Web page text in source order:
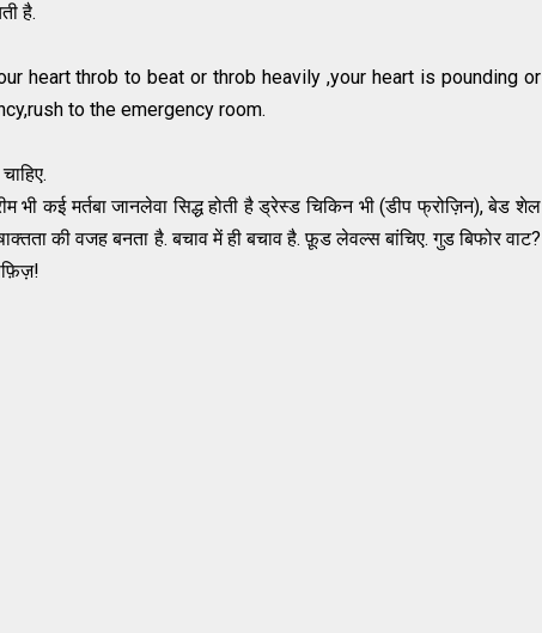
है.
heart throb to beat or throb heavily ,your heart is pounding or
to the emergency room.
भी कई मर्तबा जानलेवा सिद्ध होती है ड्रेस्ड चिकिन भी (डीप फ्रोज़िन), बेड शेल
की वजह बनता है. बचाव में ही बचाव है. फ़ूड लेवल्स बांचिए. गुड बिफोर वाट?